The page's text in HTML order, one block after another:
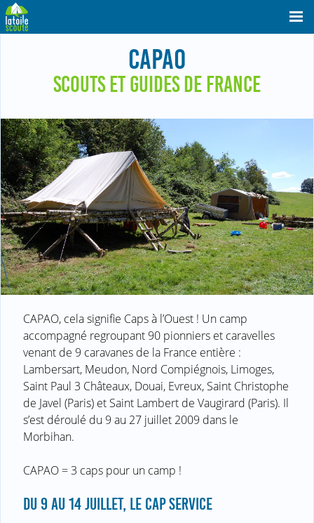
CAPAO
SCOUTS ET GUIDES DE FRANCE
CAPAO, cela signifie Caps à l’Ouest ! Un camp
accompagné regroupant 90 pionniers et caravelles
venant de 9 caravanes de la France entière :
Lambersart, Meudon, Nord Compiégnois, Limoges,
Saint Paul 3 Châteaux, Douai, Evreux, Saint Christophe
de Javel (Paris) et Saint Lambert de Vaugirard (Paris). Il
s’est déroulé du 9 au 27 juillet 2009 dans le
Morbihan.
CAPAO = 3 caps pour un camp !
DU 9 AU 14 JUILLET, LE CAP SERVICE